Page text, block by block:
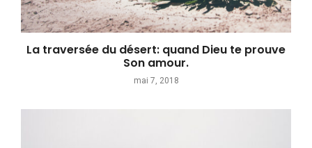
La traversée du désert: quand Dieu te prouve
Son amour.
mai 7, 2018